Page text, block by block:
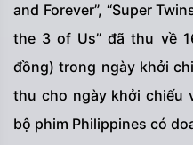
and Forever”, “Super
the 3 of Us” đã thu về
đồng) trong ngày khởi
thu cho ngày khởi chiếu
bộ phim Philippines có